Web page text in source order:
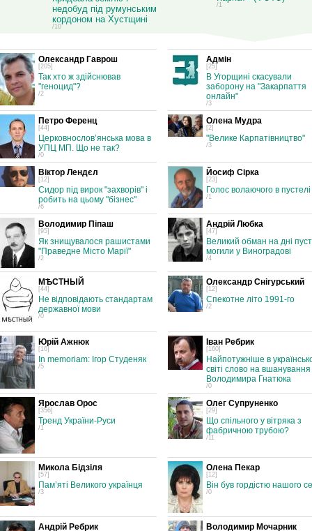
недобуд під румунським
кордоном на Хустщині
/10
/1
Олександр Гаврош
[205]
Так хто ж здійснював
"геноцид"?
/2
Адмін
[25]
В Угорщині скасували
заборону на "Закарпаття
онлайн"
/3
Петро Ференц
[44]
Церковнослов’янська мова в
УПЦ МП. Що не так?
/0
Олена Мудра
[2]
"Велике Карпатівництво"
/3
Віктор Лендєл
[12]
Сидор під вирок "захворів" і
робить на цьому "бізнес"
/6
Йосиф Сірка
[23]
Голос волаючого в пустелі
/1
Володимир Піпаш
[95]
Як знищувалося рашистами
"Праведне Місто Марії"
/2
Андрій Любка
[47]
Великий обман на дні
могили у Виноградові
/4
МѢСТНЫЙ
[44]
Не відповідають стандартам
державної мови
/0
Олександр Снігурський
[12]
Спекотне літо 1991-го
/2
Юрій Ажнюк
[16]
In memoriam: Ігор Студеняк
/5
Іван Ребрик
[160]
Найпотужніше в
світі слово на вшанування
Володимира Гнатюка
/0
Ярослав Орос
[356]
Тренд України-Руси
/1
Олег Супруненко
[29]
Що спільного у вітряка з
фабричною трубою?
/11
Микола Бідзіля
[57]
Пам’яті Великого українця
/3
Олена Пекар
[12]
Він був гордістю нашого
/0
Андрій Ребрик Володимир Мочарник